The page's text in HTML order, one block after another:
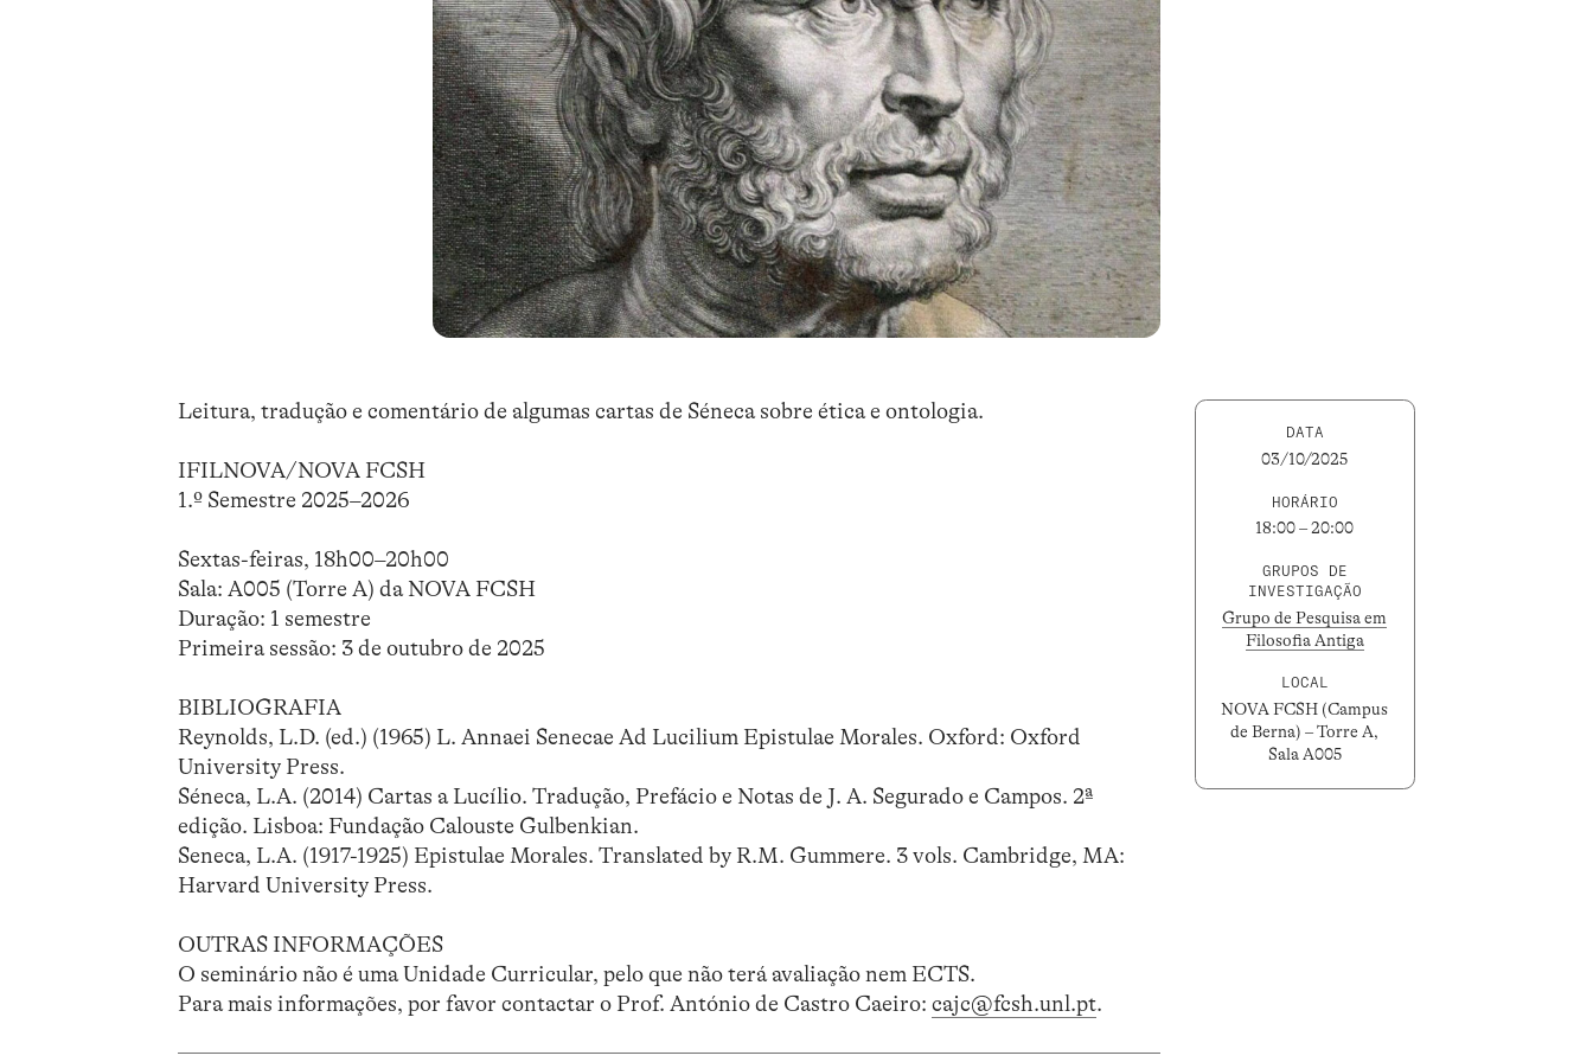
Leitura, tradução e comentário de algumas cartas de Séneca sobre ética e ontologia.
IFILNOVA/NOVA FCSH
1.º Semestre 2025–2026
Sextas-feiras, 18h00–20h00
Sala: A005 (Torre A) da NOVA FCSH
Duração: 1 semestre
Primeira sessão: 3 de outubro de 2025
BIBLIOGRAFIA
Reynolds, L.D. (ed.) (1965) L. Annaei Senecae Ad Lucilium Epistulae Morales. Oxford: Oxford
University Press.
Séneca, L.A. (2014) Cartas a Lucílio. Tradução, Prefácio e Notas de J. A. Segurado e Campos. 2ª
edição. Lisboa: Fundação Calouste Gulbenkian.
Seneca, L.A. (1917-1925) Epistulae Morales. Translated by R.M. Gummere. 3 vols. Cambridge, MA:
Harvard University Press.
OUTRAS INFORMAÇÕES
O seminário não é uma Unidade Curricular, pelo que não terá avaliação nem ECTS.
Para mais informações, por favor contactar o Prof. António de Castro Caeiro:cajc@fcsh.unl.pt.
DATA
03/10/2025
HORÁRIO
18:00 – 20:00
GRUPOS DE
INVESTIGAÇÃO
Grupo de Pesquisa em
Filosofia Antiga
LOCAL
NOVA FCSH (Campus
de Berna) – Torre A,
Sala A005